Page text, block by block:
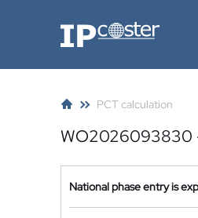
IP-Coster
PCT calculation
WO2026093830 -
National phase entry is